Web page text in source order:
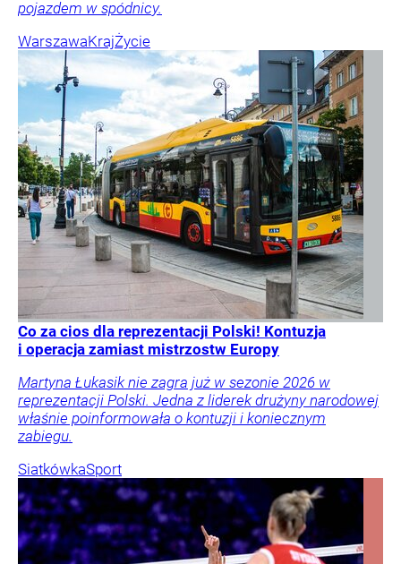
pojazdem w spódnicy.
WarszawaKrajŻycie
Co za cios dla reprezentacji Polski! Kontuzja
i operacja zamiast mistrzostw Europy
Martyna Łukasik nie zagra już w sezonie 2026 w
reprezentacji Polski. Jedna z liderek drużyny narodowej
właśnie poinformowała o kontuzji i koniecznym
zabiegu.
SiatkówkaSport